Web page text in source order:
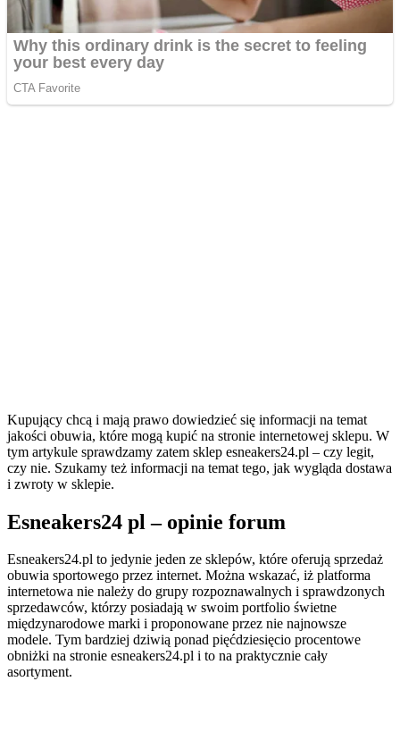
Kupujący chcą i mają prawo dowiedzieć się informacji na temat
jakości obuwia, które mogą kupić na stronie internetowej sklepu. W
tym artykule sprawdzamy zatem sklep esneakers24.pl – czy legit,
czy nie. Szukamy też informacji na temat tego, jak wygląda dostawa
i zwroty w sklepie.
Esneakers24 pl – opinie forum
Esneakers24.pl to jedynie jeden ze sklepów, które oferują sprzedaż
obuwia sportowego przez internet. Można wskazać, iż platforma
internetowa nie należy do grupy rozpoznawalnych i sprawdzonych
sprzedawców, którzy posiadają w swoim portfolio świetne
międzynarodowe marki i proponowane przez nie najnowsze
modele. Tym bardziej dziwią ponad pięćdziesięcio procentowe
obniżki na stronie esneakers24.pl i to na praktycznie cały
asortyment.